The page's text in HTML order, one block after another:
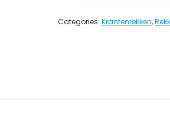
Categories: Krantenrekken,